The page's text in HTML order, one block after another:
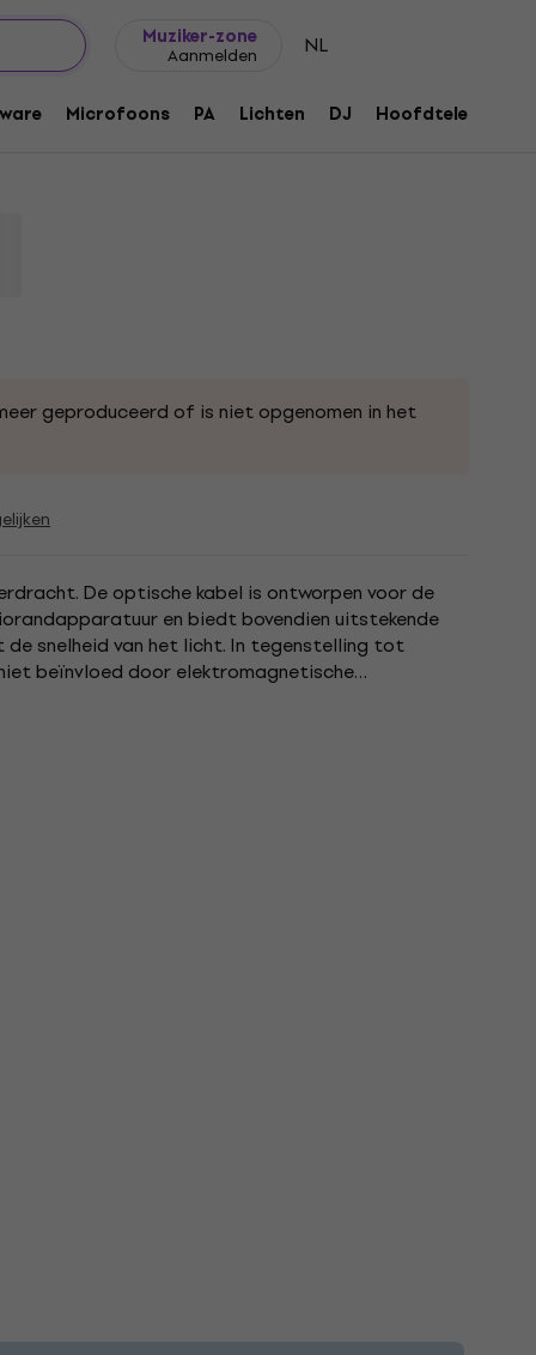
Muziker-zone
Aanmelden NL
Microfoons PA Lichten DJ Hoofdtelefoons
m Zwart Hi-Fi optische kabel
geproduceerd of is niet opgenomen in het
De optische kabel is ontworpen voor de
en biedt bovendien uitstekende
snelheid van het licht. In tegenstelling tot
beïnvloed door elektromagnetische